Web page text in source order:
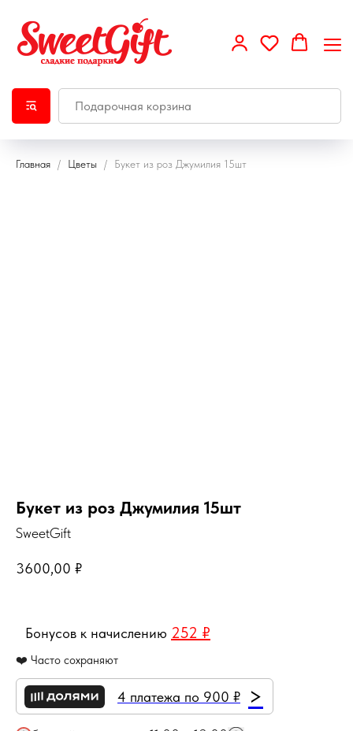
Главная Цветы Букет из роз Джумилия 15шт
Букет из роз Джумилия 15шт
SweetGift
3600,00 ₽
Бонусов к начислению 252 ₽
❤️ Часто сохраняют
4 платежа по 900 ₽ >